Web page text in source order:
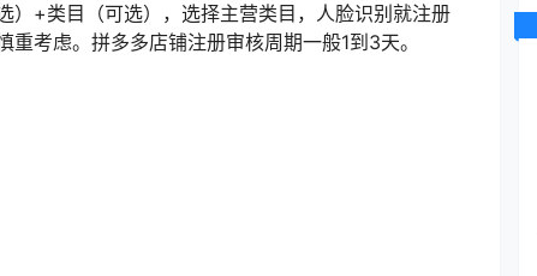
）+类目（可选），选择主营类目，人脸识别就注册
考虑。拼多多店铺注册审核周期一般1到3天。